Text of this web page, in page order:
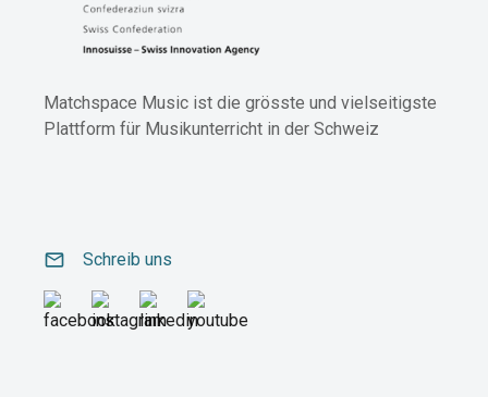
Matchspace Music ist die grösste und vielseitigste
Plattform für Musikunterricht in der Schweiz
email Schreib uns